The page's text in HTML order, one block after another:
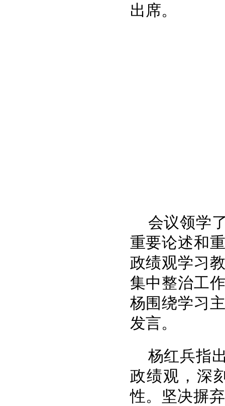
出席。
会议领学
重要论述和
政绩观学习
集中整治工
杨围绕学习
发言。
杨红兵指
政绩观，深
性。坚决摒